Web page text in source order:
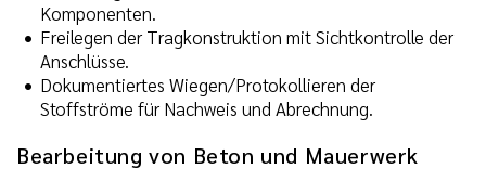
Komponenten.
Freilegen der Tragkonstruktion mit Sichtkontrolle der
Anschlüsse.
Dokumentiertes Wiegen/Protokollieren der
Stoffströme für Nachweis und Abrechnung.
Bearbeitung von Beton und Mauerwerk